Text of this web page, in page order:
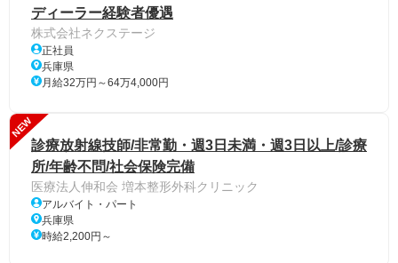
ディーラー経験者優遇
株式会社ネクステージ
正社員
兵庫県
月給32万円～64万4,000円
NEW
診療放射線技師/非常勤・週3日未満・週3日以上/診療
所/年齢不問/社会保険完備
医療法人伸和会 増本整形外科クリニック
アルバイト・パート
兵庫県
時給2,200円～